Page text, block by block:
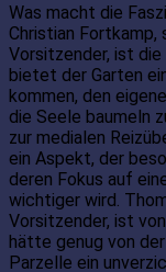
Was macht die
Christian
Vorsitzender, ist
bietet der Garten
kommen, den
die Seele baumeln
zur medialen
ein Aspekt, der
deren Fokus auf
wichtiger wird.
Vorsitzender, ist
hätte genug von
Parzelle ein